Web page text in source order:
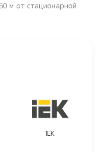
м от стационарной
IEK